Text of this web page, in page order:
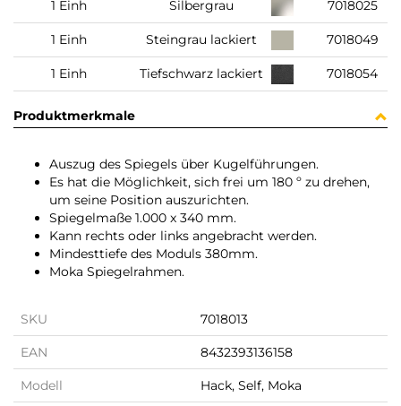
1 Einh Silbergrau 7018025
1 Einh Steingrau lackiert 7018049
1 Einh Tiefschwarz lackiert 7018054
Produktmerkmale
Auszug des Spiegels über Kugelführungen.
Es hat die Möglichkeit, sich frei um 180 º zu drehen,
um seine Position auszurichten.
Spiegelmaße 1.000 x 340 mm.
Kann rechts oder links angebracht werden.
Mindesttiefe des Moduls 380mm.
Moka Spiegelrahmen.
SKU 7018013
EAN 8432393136158
Modell Hack, Self, Moka